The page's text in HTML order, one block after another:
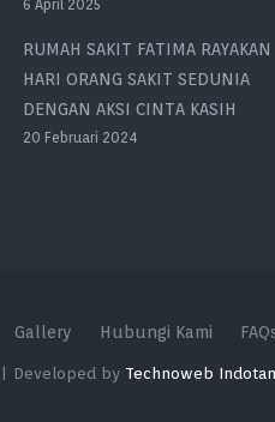
6 April 2025
RUMAH SAKIT FATIMA RAYAKAN
HARI ORANG SAKIT SEDUNIA
DENGAN AKSI CINTA KASIH
20 Februari 2024
Gallery Hubungi Kami
| Developed by Technoweb